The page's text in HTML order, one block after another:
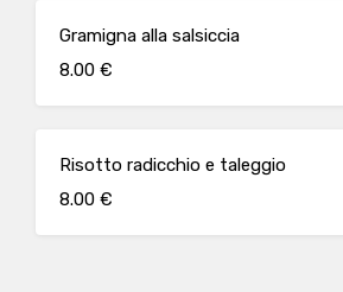
Gramigna alla salsiccia
8.00 €
Risotto radicchio e taleggio
8.00 €